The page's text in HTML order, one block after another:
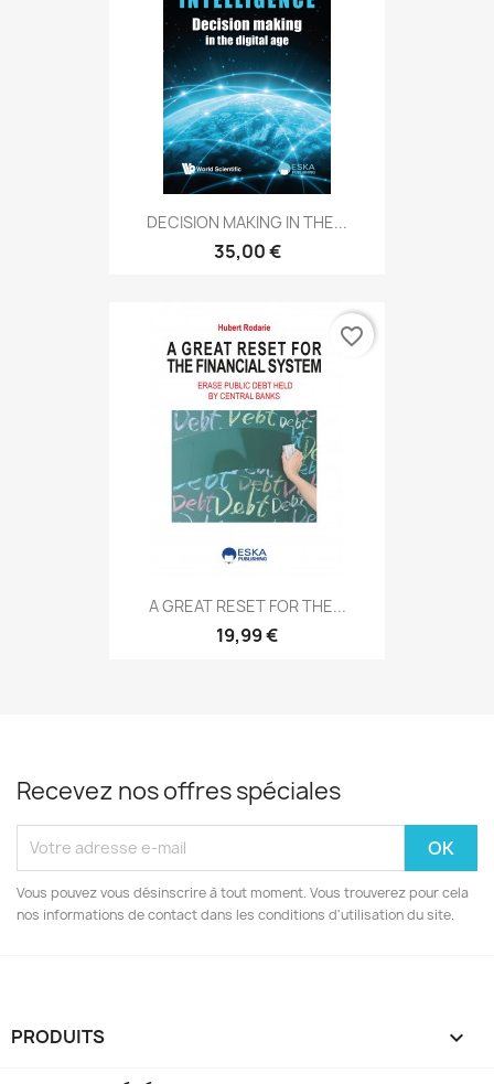
DECISION MAKING IN THE...
35,00 €
A GREAT RESET FOR THE...
19,99 €
favorite_border
Recevez nos offres spéciales
Vous pouvez vous désinscrire à tout moment. Vous trouverez pour cela
nos informations de contact dans les conditions d'utilisation du site.
PRODUITS 